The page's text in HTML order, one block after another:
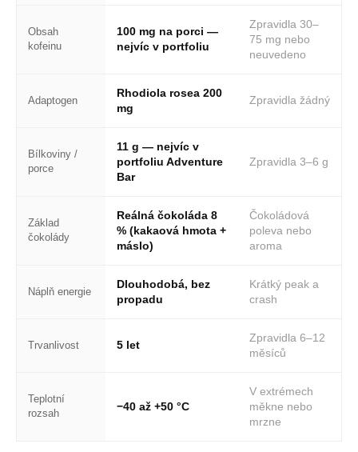
Obsah
kofeinu
100 mg na porci —
nejvíc v portfoliu
Zpravidla 30–
75 mg nebo
neuvedeno
Adaptogen
Rhodiola rosea 200
mg
Zpravidla žádný
Bílkoviny /
porce
11 g — nejvíc v
portfoliu Adventure
Bar
Zpravidla 3–6 g
Základ
čokolády
Reálná čokoláda 8
% (kakaová hmota +
máslo)
Čokoládová
poleva nebo
aroma
Náplň energie
Dlouhodobá, bez
propadu
Krátký peak a
crash
Trvanlivost 5 let
Zpravidla 6–12
měsíců
Teplotní
rozsah
−40 až +50 °C
V extrémech
měkne nebo
mrzne